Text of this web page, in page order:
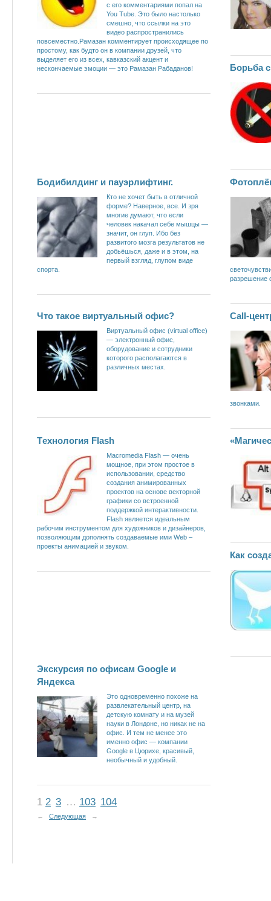
с его комментариями попал на
You Tube. Это было настолько
смешно, что ссылки на это
видео распространились
повсеместно.Рамазан комментирует происходящее по
простому, как будто он в компании друзей, что
выделяет его из всех, кавказский акцент и
нескончаемые эмоции — это Рамазан Рабаданов!
Борьба
Бодибилдинг и пауэрлифтинг.
Кто не хочет быть в отличной
форме? Наверное, все. И зря
многие думают, что если
человек накачал себе мышцы —
значит, он глуп. Ибо без
развитого мозга результатов не
добьёшься, даже и в этом, на
первый взгляд, глупом виде
спорта.
разрешение
Что такое виртуальный офис?
Виртуальный офис (virtual office)
— электронный офис,
оборудование и сотрудники
которого располагаются в
различных местах.
Call-
звонками.
Tехнология Flash
Macromedia Flash — очень
мощное, при этом простое в
использовании, средство
создания анимированных
проектов на основе векторной
графики со встроенной
поддержкой интерактивности.
Flash является идеальным
рабочим инструментом для художников и дизайнеров,
позволяющим дополнять создаваемые ими Web –
проекты анимацией и звуком.
Как
Экскурсия по офисам Google и
Яндекса
Это одновременно похоже на
развлекательный центр, на
детскую комнату и на музей
науки в Лондоне, но никак не на
офис. И тем не менее это
именно офис — компании
Google в Цюрихе, красивый,
необычный и удобный.
1 2 3 … 103 104
← Следующая →